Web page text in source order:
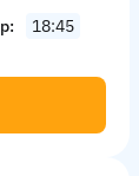
18:45